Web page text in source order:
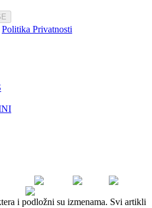
Politika Privatnosti
i podložni su izmenama. Svi artikli